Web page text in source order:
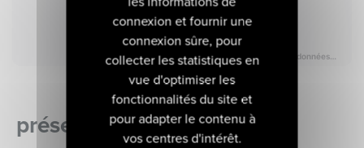
présentation de l'album
connexion et fournir une
connexion sûre, pour
collecter les statistiques en
vue d'optimiser les
fonctionnalités du site et
pour adapter le contenu à
vos centres d'intérêt.